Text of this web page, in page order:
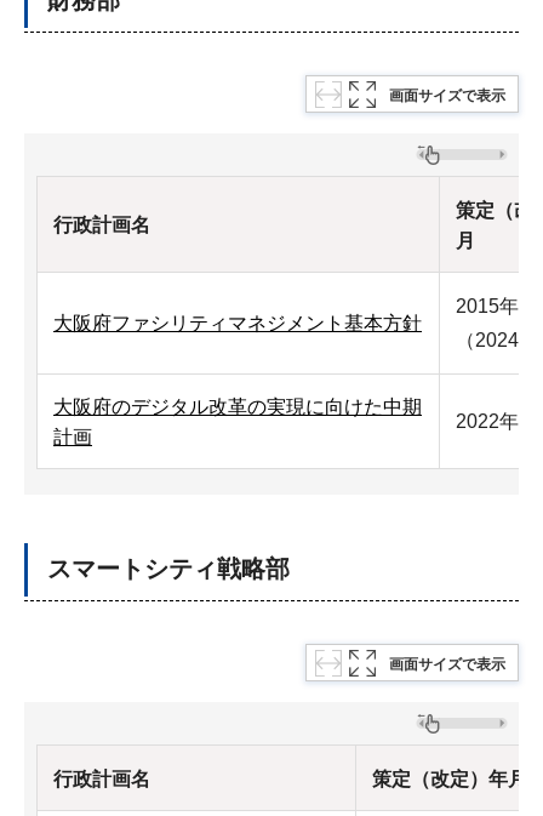
画面サイズで表示
行政計画名
策定（改
月
大阪府ファシリティマネジメント基本方針
2015年
（2024
大阪府のデジタル改革の実現に向けた中期
計画
2022年3
スマートシティ戦略部
画面サイズで表示
行政計画名 策定（改定）年月